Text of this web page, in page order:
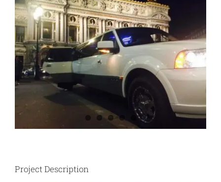
Larger
Image
Project Description